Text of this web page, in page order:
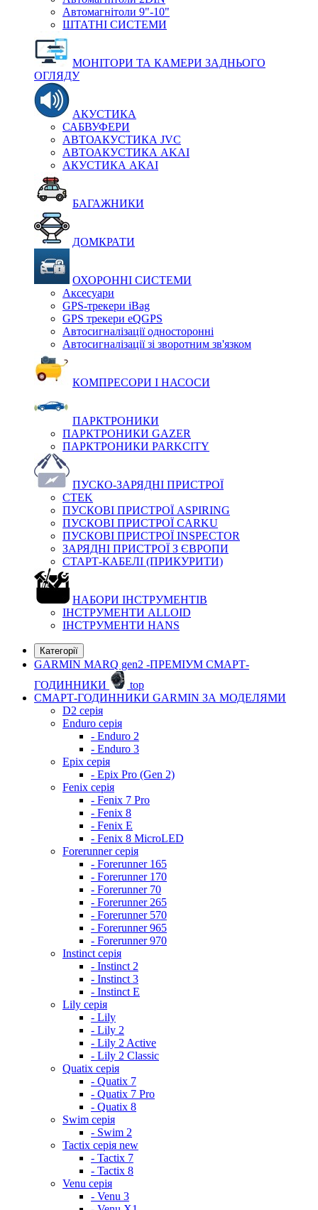
Автомагнітоли 9"-10"
ШТАТНІ СИСТЕМИ
МОНІТОРИ ТА КАМЕРИ ЗАДНЬОГО
ОГЛЯДУ
АКУСТИКА
САБВУФЕРИ
АВТОАКУСТИКА JVC
АВТОАКУСТИКА AKAI
АКУСТИКА AKAI
БАГАЖНИКИ
ДОМКРАТИ
ОХОРОННІ СИСТЕМИ
Аксесуари
GPS-трекери iBag
GPS трекери eQGPS
Автосигналізації односторонні
Автосигналізації зі зворотним зв'язком
КОМПРЕСОРИ І НАСОСИ
ПАРКТРОНИКИ
ПАРКТРОНИКИ GAZER
ПАРКТРОНИКИ PARKCITY
ПУСКО-ЗАРЯДНІ ПРИСТРОЇ
CTEK
ПУСКОВІ ПРИСТРОЇ ASPIRING
ПУСКОВІ ПРИСТРОЇ CARKU
ПУСКОВІ ПРИСТРОЇ INSPECTOR
ЗАРЯДНІ ПРИСТРОЇ З ЄВРОПИ
СТАРТ-КАБЕЛІ (ПРИКУРИТИ)
НАБОРИ ІНСТРУМЕНТІВ
ІНСТРУМЕНТИ ALLOID
ІНСТРУМЕНТИ HANS
Категорії
GARMIN MARQ gen2 -ПРЕМІУМ СМАРТ-
ГОДИННИКИ
top
СМАРТ-ГОДИННИКИ GARMIN ЗА МОДЕЛЯМИ
D2 серія
Enduro серія
- Enduro 2
- Enduro 3
Epix серія
- Epix Pro (Gen 2)
Fenix серія
- Fenix 7 Pro
- Fenix 8
- Fenix ​​E
- Fenix 8 MicroLED
Forerunner серія
- Forerunner 165
- Forerunner 170
- Forerunner 70
- Forerunner 265
- Forerunner 570
- Forerunner 965
- Forerunner 970
Instinct серія
- Instinct 2
- Instinct 3
- Instinct E
Lily серія
- Lily
- Lily 2
- Lily 2 Active
- Lily 2 Classic
Quatix серія
- Quatix 7
- Quatix 7 Pro
- Quatix 8
Swim серія
- Swim 2
Tactix серія new
- Tactix 7
- Tactix 8
Venu серія
- Venu 3